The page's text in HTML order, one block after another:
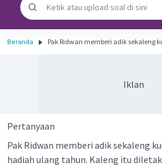
Beranda Pak Ridwan memberi adik sekaleng
Iklan
Pertanyaan
Pak Ridwan memberi adik sekaleng
hadiah ulang tahun. Kaleng itu